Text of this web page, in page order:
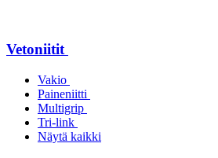
Vetoniitit
Vakio
Paineniitti
Multigrip
Tri-link
Näytä kaikki